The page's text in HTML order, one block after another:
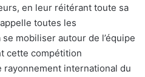
en leur réitérant toute sa
toutes les
mobiliser autour de l’équipe
cette compétition
rayonnement international du